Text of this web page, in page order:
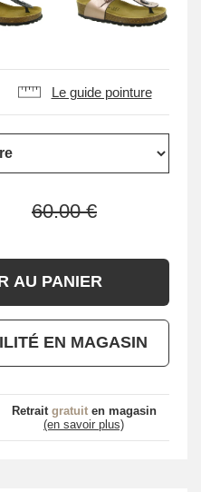
Le guide pointure
AU PANIER
EN MAGASIN
Retrait gratuiten magasin
(en savoir plus)